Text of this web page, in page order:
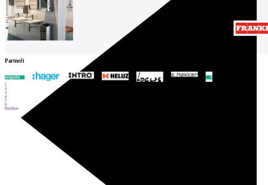
Partneři
1
2
3
4
5
6
PrevNext